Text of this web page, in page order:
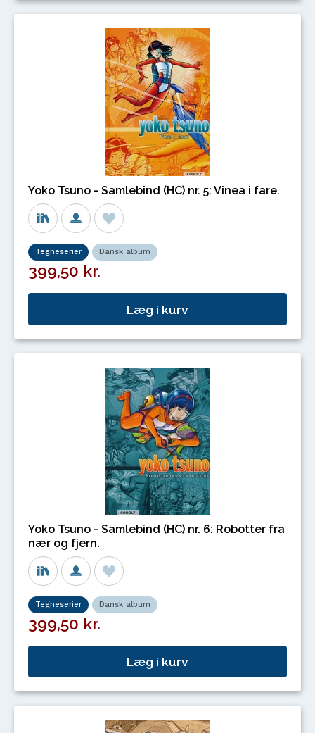
Yoko Tsuno - Samlebind (HC) nr. 5: Vinea i fare.
Tegneserier Dansk album
399,50 kr.
Læg i kurv
Yoko Tsuno - Samlebind (HC) nr. 6: Robotter fra
nær og fjern.
Tegneserier Dansk album
399,50 kr.
Læg i kurv